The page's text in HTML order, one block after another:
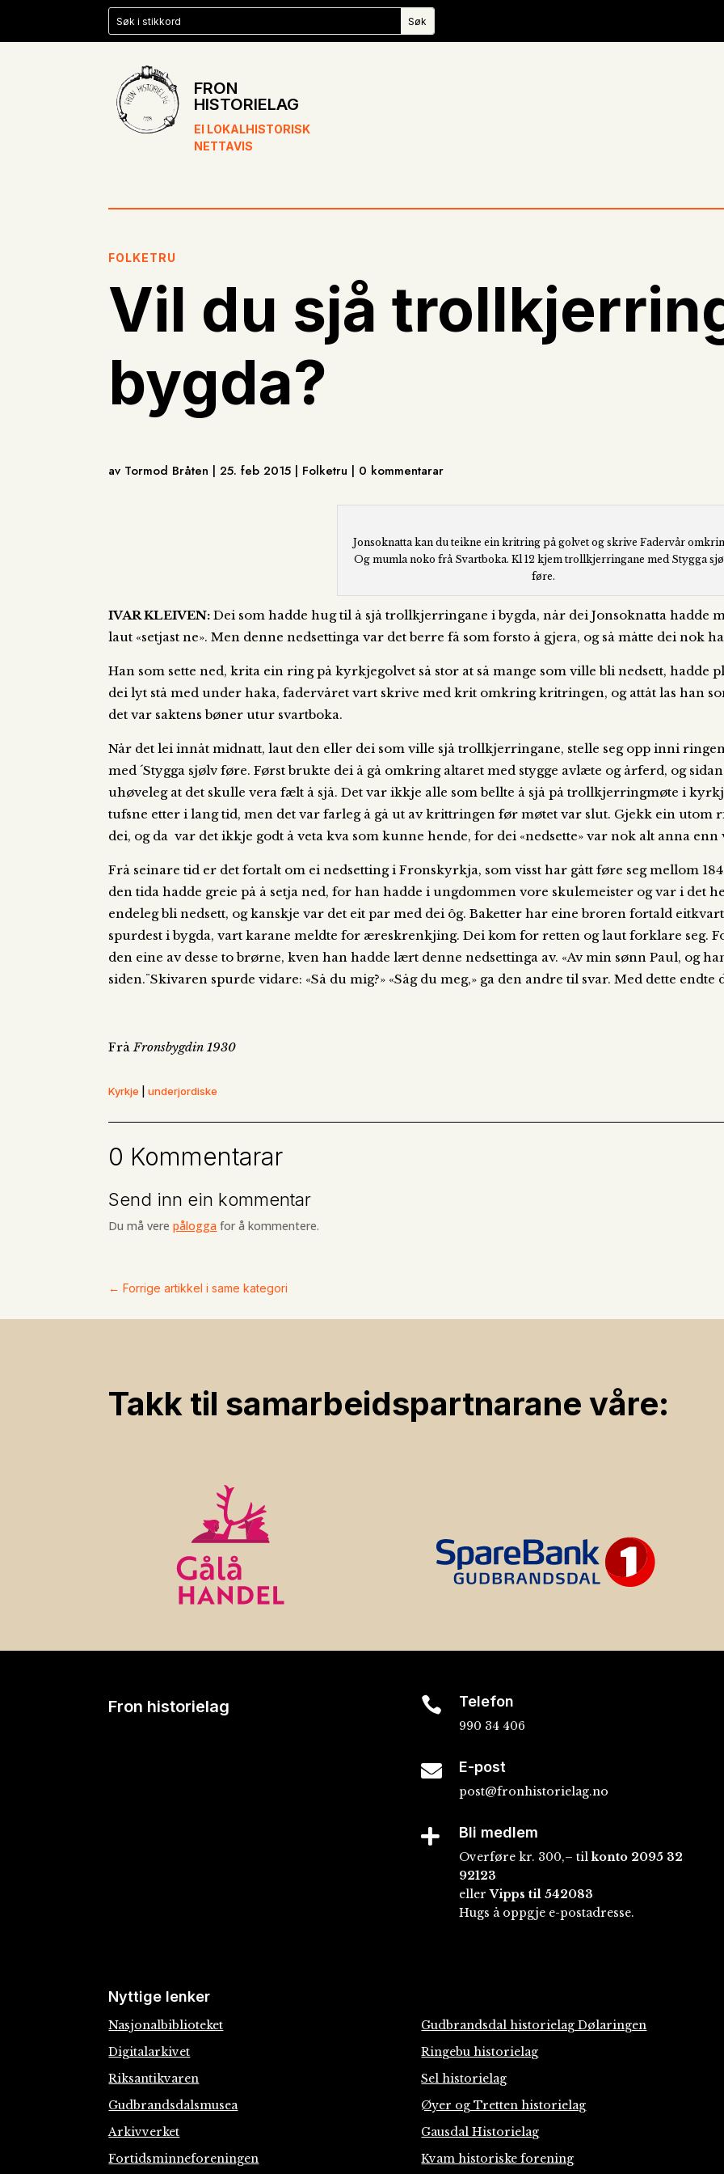
FRON
HISTORIELAG
EI LOKALHISTORISK
NETTAVIS
FOLKETRU
Vil du sjå
bygda?
av Tormod Bråten | 25. feb 2015 | Folketru | 0 kommentarar
Jonsoknatta kan du teikne ein kritring på golvet og skrive Fadervår
Og mumla noko frå Svartboka. Kl 12 kjem trollkjerringane med Stygga
føre.
IVAR KLEIVEN: Dei som hadde hug til å sjå trollkjerringane i bygda, når dei Jonsoknatta hadde
laut «setjast ne». Men denne nedsettinga var det berre få som forsto å gjera, og så måtte dei nok
Han som sette ned, krita ein ring på kyrkjegolvet så stor at så mange som ville bli nedsett, hadde
dei lyt stå med under haka, fadervåret vart skrive med krit omkring kritringen, og attåt las han
det var saktens bøner utur svartboka.
Når det lei innåt midnatt, laut den eller dei som ville sjå trollkjerringane, stelle seg opp inni
med ´Stygga sjølv føre. Først brukte dei å gå omkring altaret med stygge avlæte og årferd, og
uhøveleg at det skulle vera fælt å sjå. Det var ikkje alle som bellte å sjå på trollkjerringmøte i
tufsne etter i lang tid, men det var farleg å gå ut av krittringen før møtet var slut. Gjekk ein
dei, og da var det ikkje godt å veta kva som kunne hende, for dei «nedsette» var nok alt anna enn
Frå seinare tid er det fortalt om ei nedsetting i Fronskyrkja, som visst har gått føre seg mellom
den tida hadde greie på å setja ned, for han hadde i ungdommen vore skulemeister og var i det
endeleg bli nedsett, og kanskje var det eit par med dei ôg. Baketter har eine broren fortald
spurdest i bygda, vart karane meldte for æreskrenkjing. Dei kom for retten og laut forklare seg.
den eine av desse to brørne, kven han hadde lært denne nedsettinga av. «Av min sønn Paul, og
siden.¨Skivaren spurde vidare: «Så du mig?» «Såg du meg,» ga den andre til svar. Med dette endte
FråFronsbygdin 1930
Kyrkje |underjordiske
0 Kommentarar
Send inn ein kommentar
Du må verepålogga for å kommentere.
←Forrige artikkel i same kategori
Takk til samarbeids­partnarane våre:
Fron historielag  Telefon
990 34 406
 E-post
post@fronhistorielag.no
 Bli medlem
Overføre kr. 300,– tilkonto 2095 32
92123
ellerVipps til 542083
Hugs å oppgje e-postadresse.
Nyttige lenker
Nasjonalbiblioteket
Digitalarkivet
Riksantikvaren
Gudbrandsdalsmusea
Arkivverket
Fortidsminneforeningen
Gudbrandsdal historielag Dølaringen
Ringebu historielag
Sel historielag
Øyer og Tretten historielag
Gausdal Historielag
Kvam historiske forening